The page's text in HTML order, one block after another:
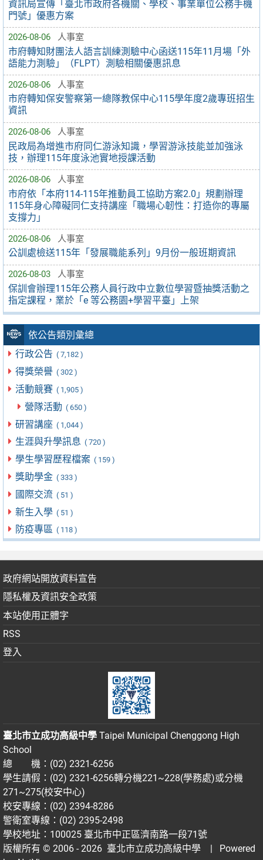
資訊局宣傳「臺北市政府各機關、學校、事業單位公務手機
門號」優惠方案
2026-08-06 人事室
市府轉知財團法人語言訓練測驗中心函送115年11月場「外
語能力測驗」（FLPT）測驗相關優惠訊息
2026-08-06 人事室
市府轉知保安警察第一總隊教保中心115學年度2歲專班招生
資訊
2026-08-06 人事室
民政局為增進市府同仁游泳知識，學習游泳技能並加強泳
技，辦理115年度泳池實地授課活動
2026-08-06 人事室
市府依「本府114-115年推動員工協助方案2.0」規劃辦理
115年身心障礙同仁支持講座「職場心韌性：打造你的專屬
支撐力」
2026-08-06 人事室
公訓處檢送115年「發展職能系列」9月份一般班期資訊
2026-08-03 人事室
保訓會辦理115年公務人員行政中立數位學習暨抽獎活動之
指定課程，業於「e 等公務園+學習平臺」上架
依公告類別彙總
行政公告 ( 7,182 )
得獎榮譽 ( 302 )
活動競賽 ( 1,905 )
營隊活動 ( 650 )
研習講座 ( 1,044 )
生涯與升學訊息 ( 720 )
學生學習歷程檔案 ( 159 )
獎助學金 ( 333 )
國際交流 ( 51 )
新生入學 ( 51 )
防疫專區 ( 118 )
政府網站開放資料宣告
隱私權及資訊安全政策
本站使用正體字
RSS
登入
臺北市立成功高級中學 Taipei Municipal Chenggong High
School
總 機：(02) 2321-6256
學生請假：(02) 2321-6256轉分機221~228(學務處)或分機
271~275(校安中心)
校安專線：(02) 2394-8286
警衛室專線：(02) 2395-2498
學校地址：100025 臺北市中正區濟南路一段71號
版權所有 © 2006 - 2026 臺北市立成功高級中學
| Powered